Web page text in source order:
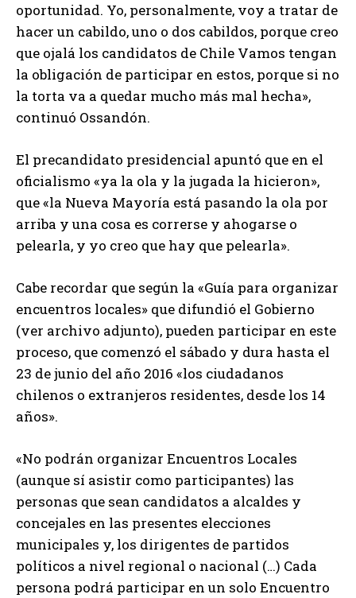
oportunidad. Yo, personalmente, voy a tratar de
hacer un cabildo, uno o dos cabildos, porque creo
que ojalá los candidatos de Chile Vamos tengan
la obligación de participar en estos, porque si no
la torta va a quedar mucho más mal hecha»,
continuó Ossandón.
El precandidato presidencial apuntó que en el
oficialismo «ya la ola y la jugada la hicieron»,
que «la Nueva Mayoría está pasando la ola por
arriba y una cosa es correrse y ahogarse o
pelearla, y yo creo que hay que pelearla».
Cabe recordar que según la «Guía para organizar
encuentros locales» que difundió el Gobierno
(ver archivo adjunto), pueden participar en este
proceso, que comenzó el sábado y dura hasta el
23 de junio del año 2016 «los ciudadanos
chilenos o extranjeros residentes, desde los 14
años».
«No podrán organizar Encuentros Locales
(aunque sí asistir como participantes) las
personas que sean candidatos a alcaldes y
concejales en las presentes elecciones
municipales y, los dirigentes de partidos
políticos a nivel regional o nacional (…) Cada
persona podrá participar en un solo Encuentro